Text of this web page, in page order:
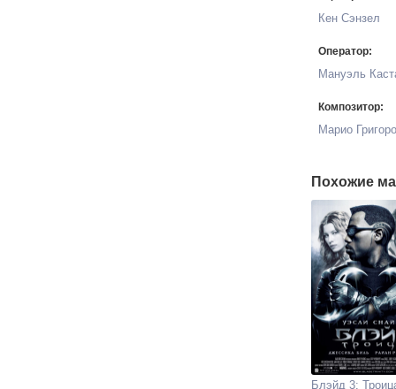
Кен Сэнзел
Оператор:
Мануэль
Композитор:
Марио
Похожие
Блэйд 3: